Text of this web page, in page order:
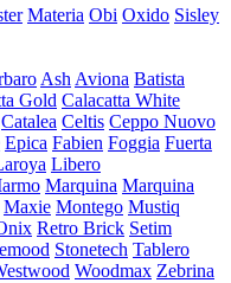
Materia Obi Oxido Sisley
Ash Aviona Batista
Gold Calacatta White
Catalea Celtis Ceppo Nuovo
Epica Fabien Foggia Fuerta
Libero
Marquina Marquina
Maxie Montego Mustiq
Retro Brick Setim
Stonetech Tablero
Woodmax Zebrina